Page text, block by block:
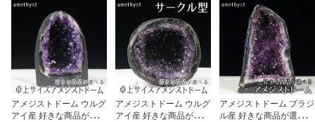
アメジストドーム ウルグ
アイ産 好きな商品が選べ
アメジストドーム ウルグ
アイ産 好きな商品が選べ
アメジストドーム ブラジ
ル産 好きな商品が選べる